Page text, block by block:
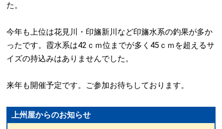
た。
今年も上位は花見川・印旛新川など印旛水系の釣果が多か
ったです。霞水系は42ｃｍ位までが多く45ｃｍを超えるサ
イズの持込みはありませんでした。
来年も開催予定です。ご参加お待ちしております。
上州屋からのお知らせ